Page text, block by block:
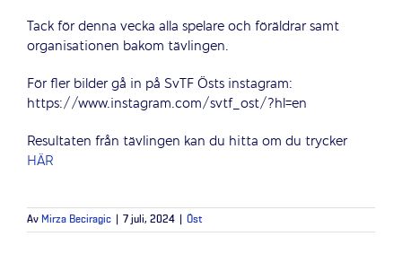
Tack för denna vecka alla spelare och föräldrar samt
organisationen bakom tävlingen.
För fler bilder gå in på SvTF Östs instagram:
https://www.instagram.com/svtf_ost/?hl=en
Resultaten från tävlingen kan du hitta om du trycker
HÄR
Av Mirza Beciragic 7 juli, 2024 Öst